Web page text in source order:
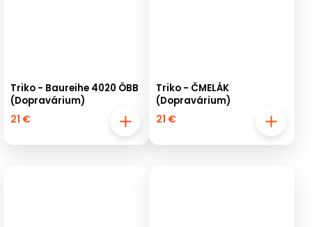
Triko - Baureihe 4020 ÖBB
(Dopravárium)
21 €
Triko - ČMELÁK
(Dopravárium)
21 €